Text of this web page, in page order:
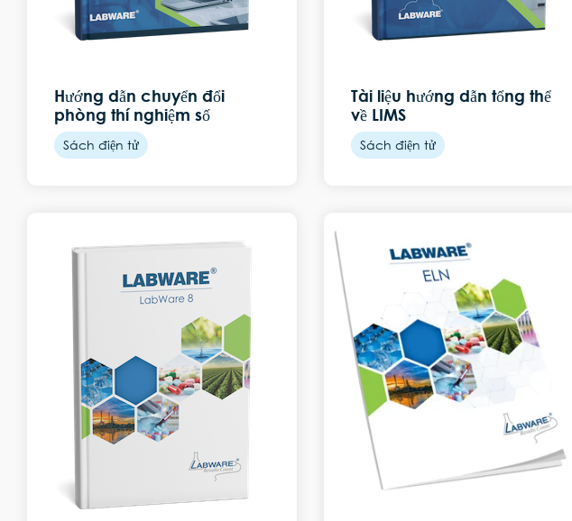
Hướng dẫn chuyển đổi
phòng thí nghiệm số
Sách điện tử
Tài liệu hướng dẫn tổng thể
về LIMS
Sách điện tử